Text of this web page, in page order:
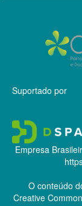
Suportado por
Empresa
O conteúdo
Creative